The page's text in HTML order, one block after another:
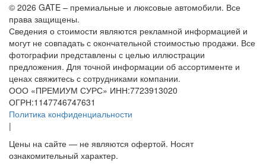
© 2026 GATE – премиальные и люксовые автомобили. Все
права защищены.
Сведения о стоимости являются рекламной информацией и
могут не совпадать с окончательной стоимостью продажи. Все
фотографии представлены с целью иллюстрации
предложения. Для точной информации об ассортименте и
ценах свяжитесь с сотрудниками компании.
ООО «ПРЕМИУМ СУРС» ИНН:7723913020
ОГРН:1147746747631
Политика конфиденциальности
|
Цены на сайте — не являются офертой. Носят
ознакомительный характер.